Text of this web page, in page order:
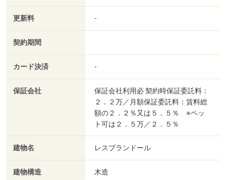
更新料 -
契約期間
カード決済 -
保証会社
保証会社利用必 契約時保証委託料：
２．２万／月額保証委託料：賃料総
額の２．２％又は５．５％ ※ペッ
ト可は２．５万／２．５％
建物名 レスプランドール
建物構造 木造